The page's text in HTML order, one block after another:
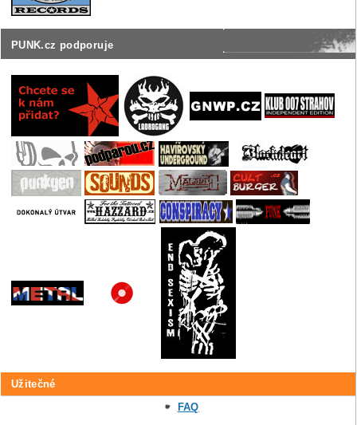
PUNK.cz podporuje
Užitečné
FAQ